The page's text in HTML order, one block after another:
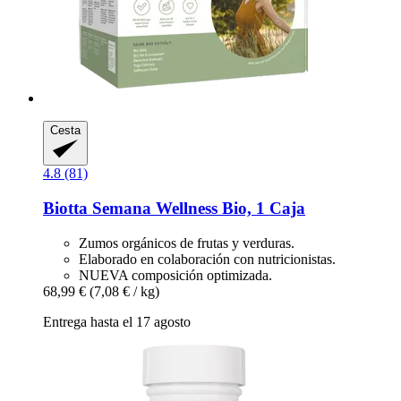
Cesta
4.8 (81)
Biotta Semana Wellness Bio, 1 Caja
Zumos orgánicos de frutas y verduras.
Elaborado en colaboración con nutricionistas.
NUEVA composición optimizada.
68,99 € (7,08 € / kg)
Entrega hasta el 17 agosto